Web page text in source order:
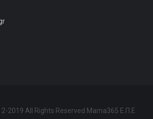
2019 All Rights Reserved Mama365 Ε.Π.Ε.